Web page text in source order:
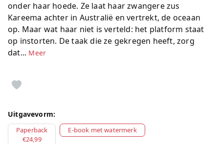
onder haar hoede. Ze laat haar zwangere zus
Kareema achter in Australië en vertrekt, de oceaan
op. Maar wat haar niet is verteld: het platform staat
op instorten. De taak die ze gekregen heeft, zorg
dat... Meer
Uitgavevorm:
Paperback
€24,99
E-book met watermerk